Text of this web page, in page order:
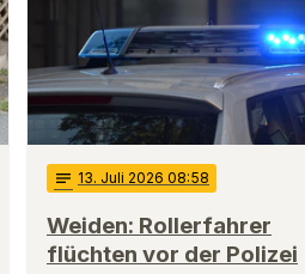
notes 13. Juli 2026 08:58
Weiden: Rollerfahrer
flüchten vor der Polizei